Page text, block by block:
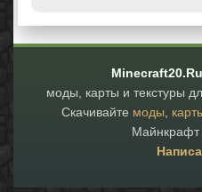
Minecraft20.Ru
моды, карты и текстуры
Скачивайте моды
Майнкрафт